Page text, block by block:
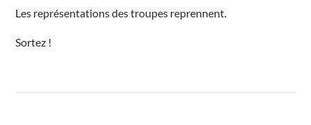
Les représentations des troupes reprennent.
Sortez !